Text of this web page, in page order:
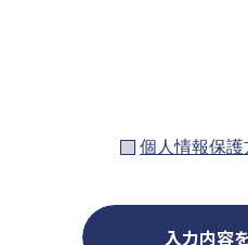
個人情報保護
入力内容